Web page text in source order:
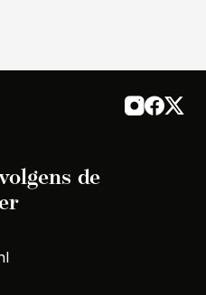
de